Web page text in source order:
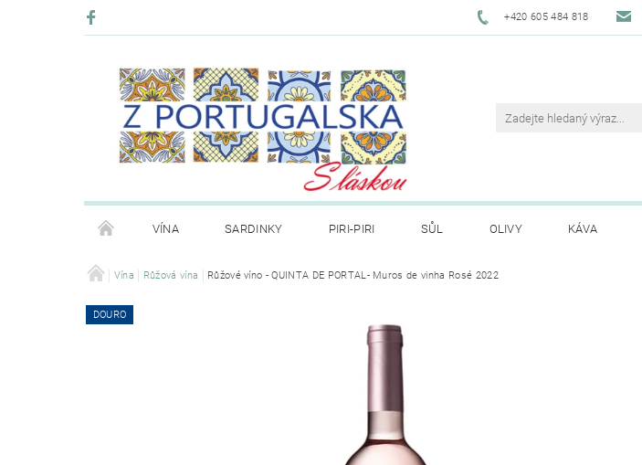
+420 605 484 818
VÍNA SARDINKY PIRI-PIRI SŮL OLIVY KÁVA
BLOG KONTAKT PRODÁVANÉ ZNAČKY O NÁS
Vína Růžová vína Růžové víno - QUINTA DE PORTAL- Muros de vinha Rosé 2022
DOURO